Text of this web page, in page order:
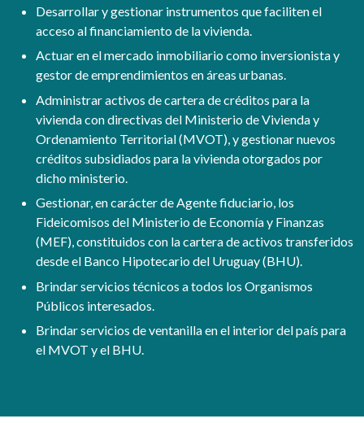
Desarrollar y gestionar instrumentos que faciliten el
acceso al financiamiento de la vivienda.
Actuar en el mercado inmobiliario como inversionista y
gestor de emprendimientos en áreas urbanas.
Administrar activos de cartera de créditos para la
vivienda con directivas del Ministerio de Vivienda y
Ordenamiento Territorial (MVOT), y gestionar nuevos
créditos subsidiados para la vivienda otorgados por
dicho ministerio.
Gestionar, en carácter de Agente fiduciario, los
Fideicomisos del Ministerio de Economía y Finanzas
(MEF), constituidos con la cartera de activos transferidos
desde el Banco Hipotecario del Uruguay (BHU).
Brindar servicios técnicos a todos los Organismos
Públicos interesados.
Brindar servicios de ventanilla en el interior del país para
el MVOT y el BHU.